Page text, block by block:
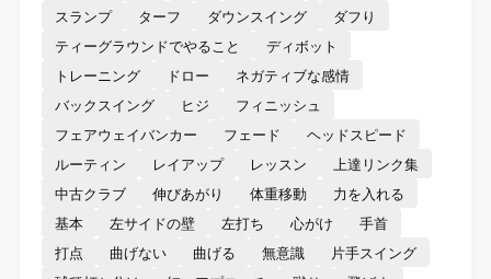
スランプ
ターフ ダウンスイング
ダフり
ティーグラウンドでやること
ディボット
トレーニング
ドロー
ネガティブな感情
バックスイング
ヒジ
フィニッシュ
フェアウェイバンカー
フェード
ヘッドスピード
ルーティン
レイアップ レッスン
上達リンク集
中古クラブ
伸びあがり 体重移動
力を入れる
基本
左サイドの壁 左打ち 心がけ
手首
打点
曲げない 曲げる 無意識
片手スイング